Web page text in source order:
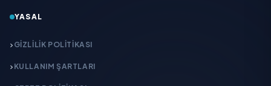
YASAL
GIZLILIK POLITIKASI
KULLANIM ŞARTLARI